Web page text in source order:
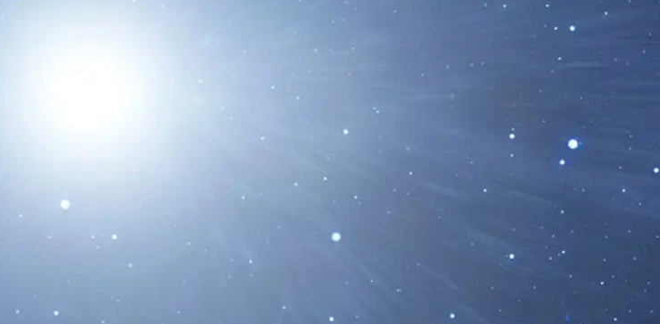
La Nave Espacial BepiColombo se Prepara Para
Sobrevolar Mercurio el 1 de Diciembre
El domingo 1 de Diciembre de 2024, BepiColombo sobrevolará